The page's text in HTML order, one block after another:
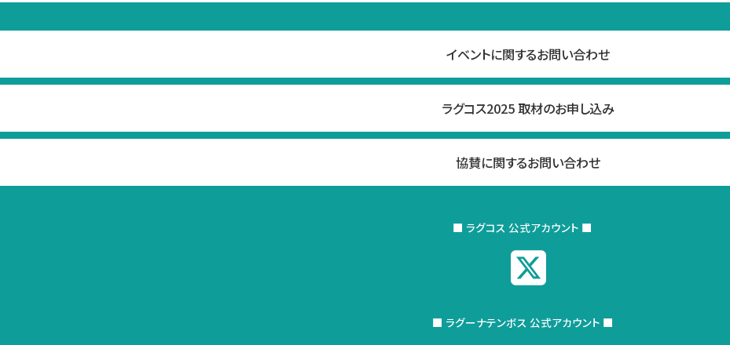
イベントに関するお問い合わせ
ラグコス2025 取材のお申し込み
協賛に関するお問い合わせ
■ ラグコス 公式アカウント ■
■ ラグーナテンボス 公式アカウント ■